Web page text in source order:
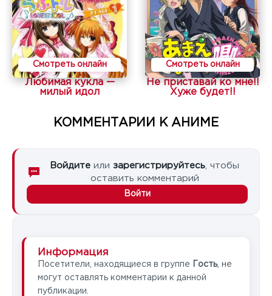
Смотреть онлайн
Любимая кукла —
милый идол
Смотреть онлайн
Не приставай ко мне!!
Хуже будет!!
КОММЕНТАРИИ К АНИМЕ
Войдите или зарегистрируйтесь , чтобы
оставить комментарий
Войти
Информация
Посетители, находящиеся в группе Гость, не
могут оставлять комментарии к данной
публикации.